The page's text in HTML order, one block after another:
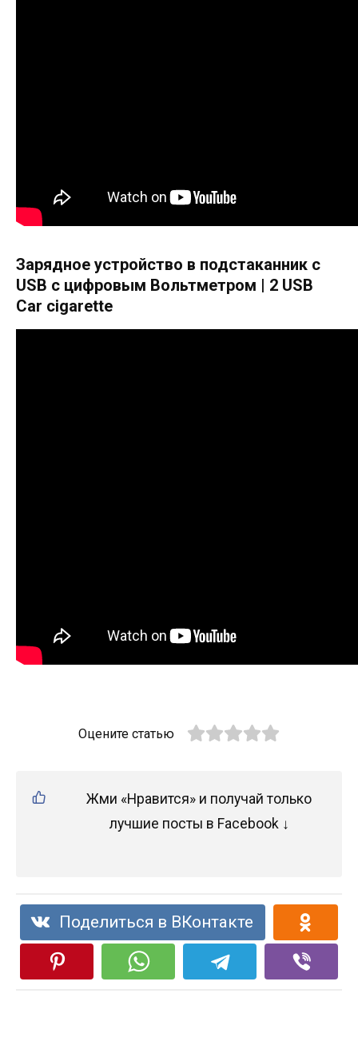
Зарядное устройство в подстаканник с
USB с цифровым Вольтметром | 2 USB
Car cigarette
Оцените статью
Жми «Нравится» и получай только
лучшие посты в Facebook ↓
Поделиться в ВКонтакте